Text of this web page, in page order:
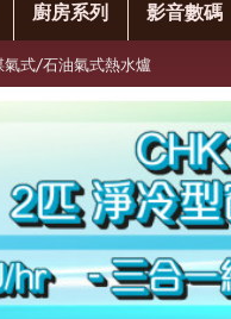
廚房系列 影音數碼
氣式/石油氣式熱水爐